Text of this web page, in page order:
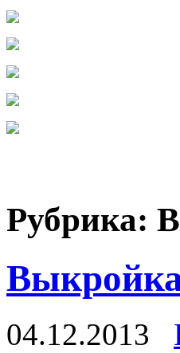
Рубрика:
04.12.2013